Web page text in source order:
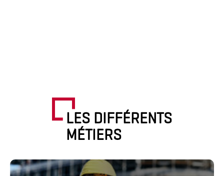
LES DIFFÉRENTS
MÉTIERS